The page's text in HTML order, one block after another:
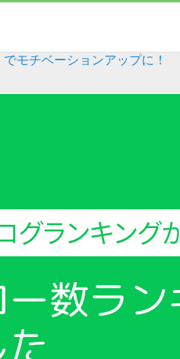
でモチベーションアップに！